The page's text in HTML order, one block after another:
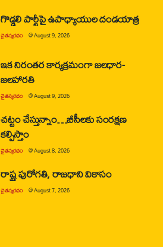
గొడ్డలి పార్టీపై ఉపాధ్యాయుల దండయాత్ర
చైతన్యరధం @August 9, 2026
ఇక నిరంతర కార్యక్రమంగా జలధార-
జలహారతి
చైతన్యరధం @August 9, 2026
చట్టం చేస్తున్నాం…బీసీలకు సంరక్షణ
కల్పిస్తాం
చైతన్యరధం @August 8, 2026
రాష్ట్ర పురోగతి, రాజధాని వికాసం
చైతన్యరధం @August 7, 2026